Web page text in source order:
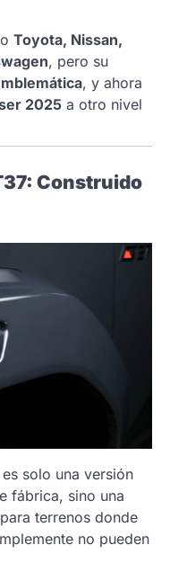
Toyota, Nissan,
, pero su
, y ahora
2025 a otro nivel
Construido
solo una versión
fábrica, sino una
terrenos donde
no pueden